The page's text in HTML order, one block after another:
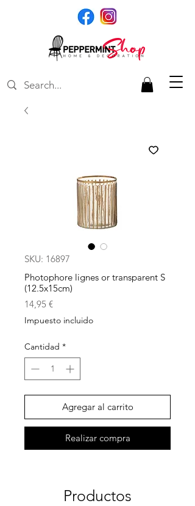
SKU: 16897
Photophore lignes or transparent S
(12.5x15cm)
14,95 €Precio
Impuesto incluido
Cantidad *
Agregar al carrito
Realizar compra
Productos